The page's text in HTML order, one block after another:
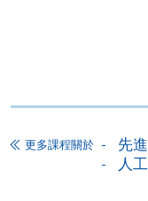
網上報名服務
香港大學專業進修
務，申請人可通
更多課程關於
先
人